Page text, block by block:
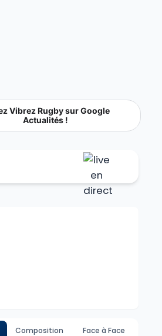
Vibrez Rugby sur Google
Actualités !
Composition Face à Face